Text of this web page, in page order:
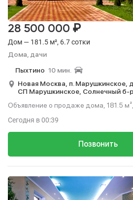
Дом — 181.5 м², 6.7 сотки
Дома, дачи
28 500 000 ₽
Пыхтино 10 мин.
Новая Москва, п. Марушкинское,
СП Марушкинское, Солнечный б-
Объявление о продаже дома, 181.5
Позвонить
Сегодня в 00:39